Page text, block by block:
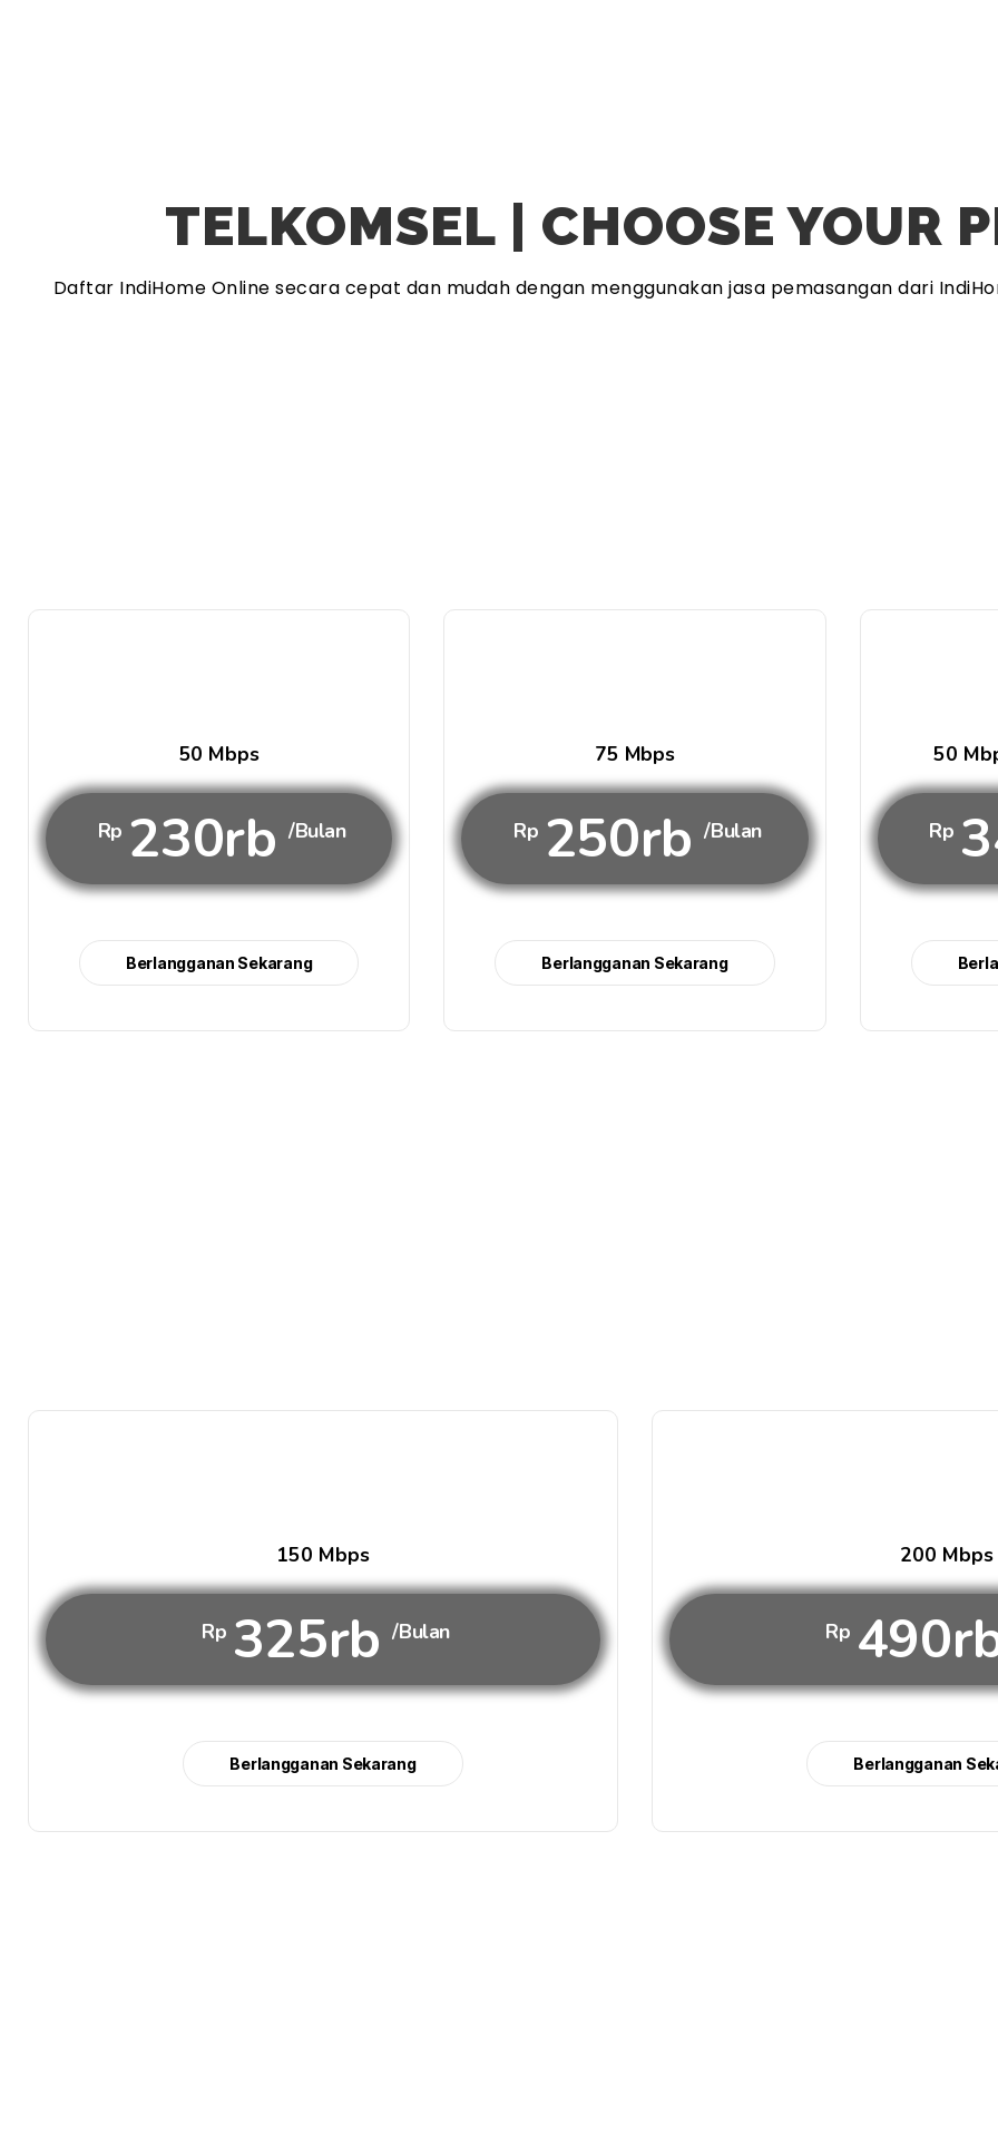
TELKOMSEL | CHOOSE YOUR
Daftar IndiHome Online secara cepat dan mudah dengan menggunakan jasa pemasangan dari
50 Mbps
Rp 230rb /Bulan
Berlangganan Sekarang
75 Mbps
Rp 250rb /Bulan
Berlangganan Sekarang
50
Rp
150 Mbps
Rp 325rb /Bulan
Berlangganan Sekarang
200 Mbps
Rp
Berlangganan